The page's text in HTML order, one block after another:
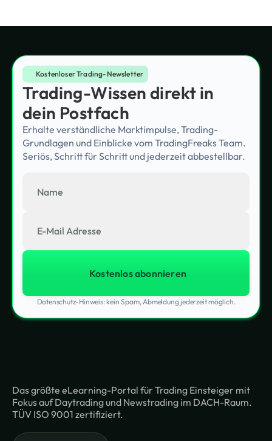
Kostenloser Trading-Newsletter
Trading-Wissen direkt in
dein Postfach
Erhalte verständliche Marktimpulse, Trading-
Grundlagen und Einblicke vom TradingFreaks Team.
Seriös, Schritt für Schritt und jederzeit abbestellbar.
Datenschutz-Hinweis: kein Spam, Abmeldung jederzeit möglich.
Das größte eLearning-Portal für Trading Einsteiger mit
Fokus auf Daytrading und Newstrading im DACH-Raum.
TÜV ISO 9001 zertifiziert.